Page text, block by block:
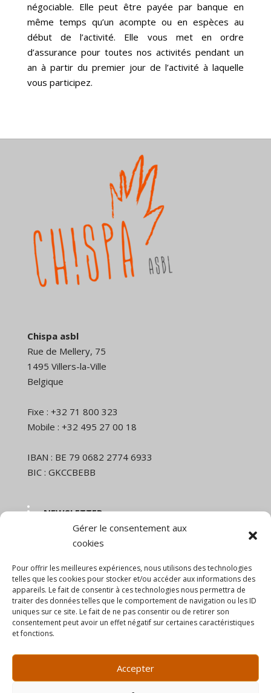
Gérer le consentement aux
cookies
Pour offrir les meilleures expériences, nous utilisons des technologies
telles que les cookies pour stocker et/ou accéder aux informations des
appareils. Le fait de consentir à ces technologies nous permettra de
traiter des données telles que le comportement de navigation ou les ID
uniques sur ce site. Le fait de ne pas consentir ou de retirer son
consentement peut avoir un effet négatif sur certaines caractéristiques
et fonctions.
Accepter
négociable. Elle peut être payée par banque en
même temps qu’un acompte ou en espèces au
début de l’activité. Elle vous met en ordre
d’assurance pour toutes nos activités pendant un
an à partir du premier jour de l’activité à laquelle
vous participez.
Chispa asbl
Rue de Mellery, 75
1495 Villers-la-Ville
Belgique
Fixe : +32 71 800 323
Mobile : +32 495 27 00 18
IBAN : BE 79 0682 2774 6933
BIC : GKCCBEBB
NEWSLETTER
Nom et prénom
Email
En continuant, vous acceptez la politique de
confidentialité